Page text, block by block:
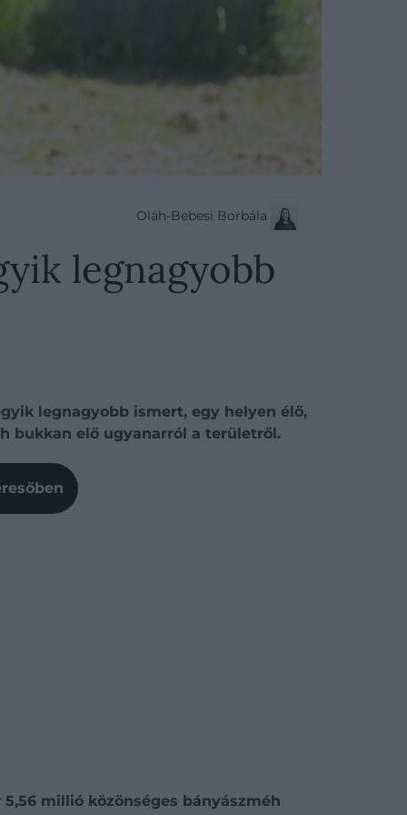
Oláh-Bebesi Borbála
legnagyobb
legnagyobb ismert, egy helyen élő,
bukkan elő ugyanarról a területről.
5,56 millió közönséges bányászméh